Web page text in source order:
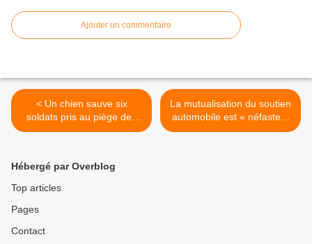
Ajouter un commentaire
< Un chien sauve six
soldats pris au piège des
Djihadistes
La mutualisation du soutien
automobile est « néfaste »
pour l’efficacité
Hébergé par Overblog
Top articles
Pages
Contact